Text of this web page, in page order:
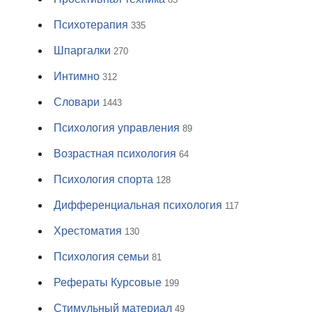
Психотерапия 335
Шпаргалки 270
Интимно 312
Словари 1443
Психология управления 89
Возрастная психология 64
Психология спорта 128
Дифференциальная психология 117
Хрестоматия 130
Психология семьи 81
Рефераты Курсовые 199
Стимульный материал 49